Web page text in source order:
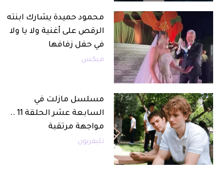
محمود حميدة يشارك ابنته
الرقص على أغنية ولا يا ولا
في حفل زفافها
ميكس
مسلسل مازلت في
السابعة عشر الحلقة 11 ..
مواجهة مرتقبة
تليفزيون